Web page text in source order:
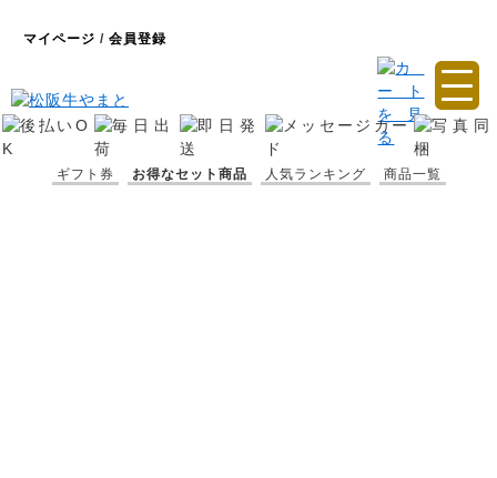
マイページ / 会員登録
ギフト券 お得なセット商品 人気ランキング 商品一覧